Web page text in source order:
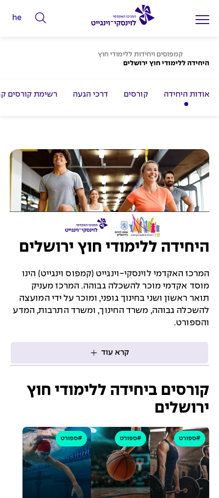
ה
י
פ
ו
ש
he
ו
י
קמפוסים ויחידות ללימודי חוץ
היחידה ללימודי חוץ ירושלים
אודות היחידה קורסים דרכי הגעה רשימת קורסים
היחידה ללימודי חוץ ירושלים
המרכז האקדמי לוינסקי-וינגייט (קמפוס וינגייט) הינו
מוסד אקדמי מוכר להשכלה גבוהה. המרכז מעניק
תואר ראשון ושני בחינוך גופני, ומוכר על ידי המועצה
להשכלה גבוהה, משרד החינוך, ומשרד התרבות, המדע
והספורט.
קרא עוד
קורסים ביחידה ללימודי חוץ
ירושלים
#ספורט #ספורט #ספורט